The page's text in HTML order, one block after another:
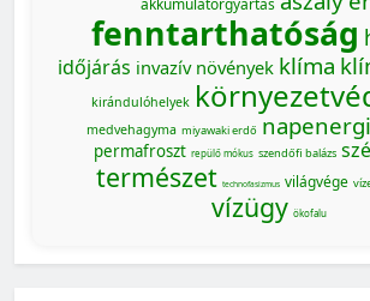
fenntarthatóság
időjárás invazív növények klíma
kirándulóhelyek
medvehagyma miyawaki erdő
permafroszt repülő mókus szendőfi balázs
természet technofasizmus világvége
vízügy ökofalu